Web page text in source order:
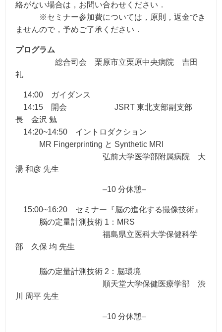
絡がない場合は，お問い合わせください．
※セミナー参加費については，原則，返⾦でき
ませんので，予めご了承ください．
プログラム
総合司会 栗原市⽴栗原中央病院 吉⽥
礼
14:00 ガイダンス
14:15 開会 JSRT 東北⽀部副⽀部
⻑ ⾦沢 勉
14:20~14:50 イントロダクション
MR Fingerprinting と Synthetic MRI
弘前⼤学医学部附属病院 ⼤
湯 和彦 先⽣
–10 分休憩–
15:00~16:20 セミナー『脳の進化する撮像技術』
脳の定量計測技術 1：MRS
福島県⽴医科⼤学保健科学
部 久保 均 先⽣
脳の定量計測技術 2：脳環境
順天堂⼤学保健医療学部 渋
川 周平 先⽣
–10 分休憩–